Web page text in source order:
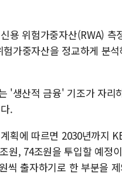
용 위험가중자산(RWA) 측
가중자산을 정교하게 분
'생산적 금융' 기조가 자리
.
획에 따르면 2030년까지
원, 74조원을 투입할 예정
씩 출자하기로 한 부분을